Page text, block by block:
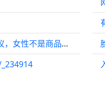
追星族供养明星网红引争议，女性不是商品话题再起